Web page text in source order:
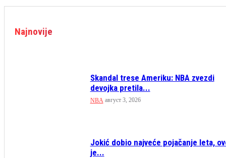
Najnovije
Skandal trese Ameriku: NBA zvezdi
devojka pretila...
NBA август 3, 2026
Jokić dobio najveće pojačanje leta,
je...